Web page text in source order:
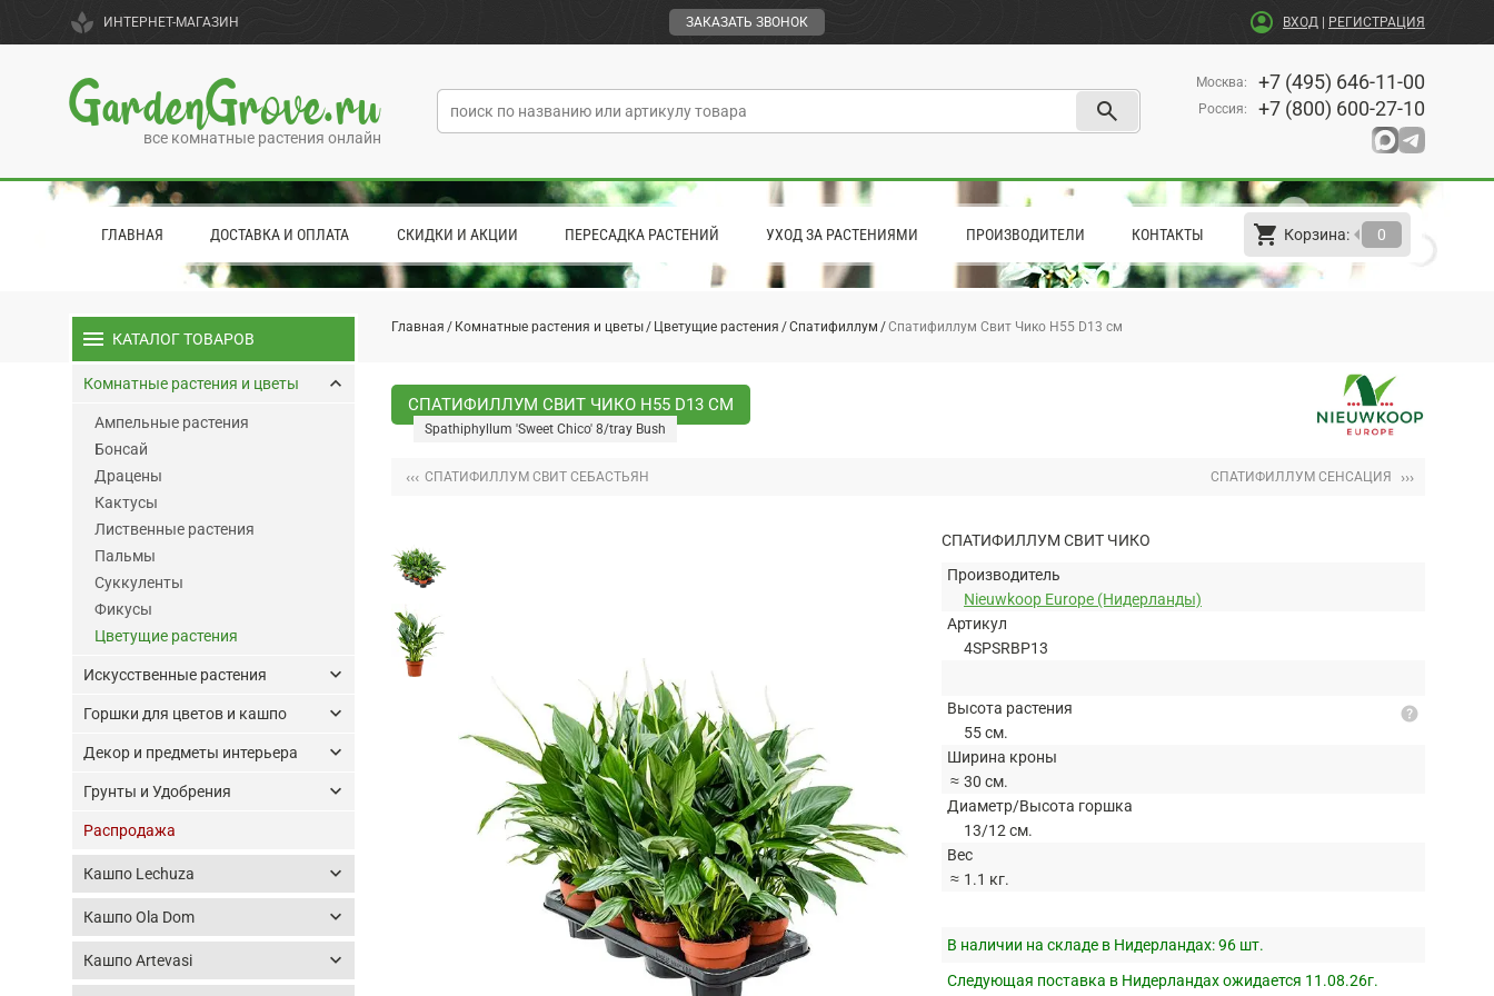
spa ИНТЕРНЕТ-МАГАЗИН ЗАКАЗАТЬ ЗВОНОК account_circle ВХОД РЕГИСТРАЦИЯ
GardenGrove.ru
все комнатные растения онлайн
search
Москва: +7 (495) 646-11-00
Россия: +7 (800) 600-27-10
ГЛАВНАЯ ДОСТАВКА И ОПЛАТА СКИДКИ И АКЦИИ ПЕРЕСАДКА РАСТЕНИЙ УХОД ЗА РАСТЕНИЯМИ ПРОИЗВОДИТЕЛИ КОНТАКТЫ shopping_cart Корзина: 0
arrow_left
Главная Комнатные растения и цветы Цветущие растения Спатифиллум Спатифиллум Свит Чико H55 D13 см
СПАТИФИЛЛУМ СВИТ ЧИКО H55 D13 СМ
Spathiphyllum 'Sweet Chico' 8/tray Bush
‹‹‹ СПАТИФИЛЛУМ СВИТ СЕБАСТЬЯН СПАТИФИЛЛУМ СЕНСАЦИЯ ›››
СПАТИФИЛЛУМ СВИТ ЧИКО
Производитель
Nieuwkoop Europe (Нидерланды)
Артикул
4SPSRBP13
Высота растения
55 см.
Ширина кроны
≈ 30 см.
Диаметр/Высота горшка
13/12 см.
Вес
≈ 1.1 кг.
help
В наличии на складе в Нидерландах:96 шт.
Следующая поставка в Нидерландах ожидается 11.08.26г.
menu КАТАЛОГ ТОВАРОВ
Комнатные растения и цветы keyboard_arrow_up
Ампельные растения
Бонсай
Драцены
Кактусы
Лиственные растения
Пальмы
Суккуленты
Фикусы
Цветущие растения
Искусственные растения keyboard_arrow_down
Горшки для цветов и кашпо keyboard_arrow_down
Декор и предметы интерьера keyboard_arrow_down
Грунты и Удобрения keyboard_arrow_down
Распродажа
Кашпо Lechuza keyboard_arrow_down
Кашпо Ola Dom keyboard_arrow_down
Кашпо Artevasi keyboard_arrow_down